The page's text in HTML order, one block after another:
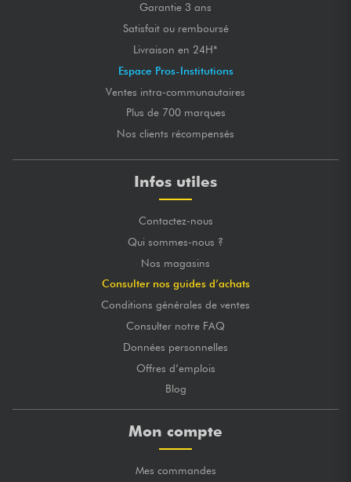
Garantie 3 ans
Satisfait ou remboursé
Livraison en 24H*
Espace Pros-Institutions
Ventes intra-communautaires
Plus de 700 marques
Nos clients récompensés
Infos utiles
Contactez-nous
Qui sommes-nous ?
Nos magasins
Consulter nos guides d’achats
Conditions générales de ventes
Consulter notre FAQ
Données personnelles
Offres d’emplois
Blog
Mon compte
Mes commandes